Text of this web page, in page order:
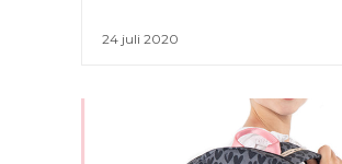
24 juli 2020